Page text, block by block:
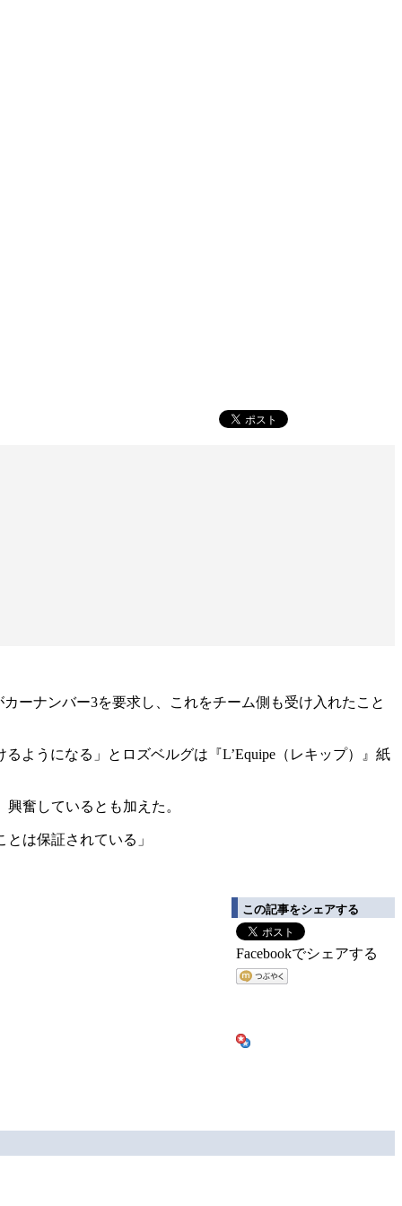
ーナンバー3を要求し、これをチーム側も受け入れたこと
ようになる」とロズベルグは『L’Equipe（レキップ）』紙
奮しているとも加えた。
は保証されている」
この記事をシェアする
Facebookでシェアする